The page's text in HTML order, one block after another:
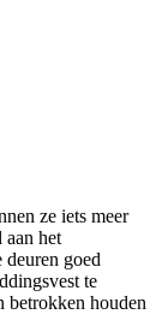
ze iets meer
het
goed
te
betrokken houden